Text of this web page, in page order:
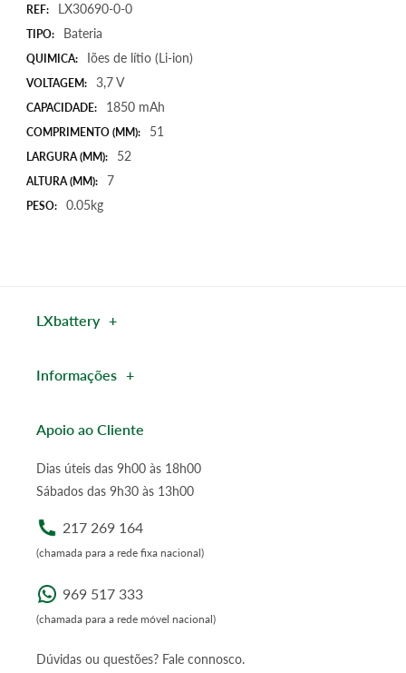
TP-
Link
MR3040,
3,7V
1850mAh
6,8Wh
MR3040,
3,7V
6,8Wh
REF: LX30690-0-0
TIPO: Bateria
QUIMICA: Iões de lítio (Li-ion)
VOLTAGEM: 3,7 V
CAPACIDADE: 1850 mAh
COMPRIMENTO (MM): 51
LARGURA (MM): 52
ALTURA (MM): 7
PESO: 0.05kg
LXbattery
Informações
Apoio ao Cliente
Dias úteis das 9h00 às 18h00
Sábados das 9h30 às 13h00
217 269 164
(chamada para a rede fixa nacional)
969 517 333
(chamada para a rede móvel nacional)
Dúvidas ou questões? Fale connosco.